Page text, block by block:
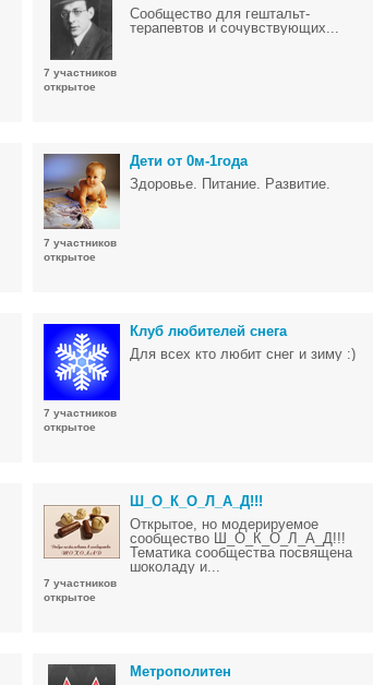
7 участников
открытое
Сообщество для гештальт-
терапевтов и сочувствующих...
7 участников
открытое
Дети от 0м-1года
Здоровье. Питание. Развитие.
7 участников
открытое
Клуб любителей снега
Для всех кто любит снег и зиму :)
7 участников
открытое
Ш_О_К_О_Л_А_Д!!!
Открытое, но модерируемое
сообщество Ш_О_К_О_Л_А_Д!!!
Тематика сообщества посвящена
шоколаду и...
Метрополитен